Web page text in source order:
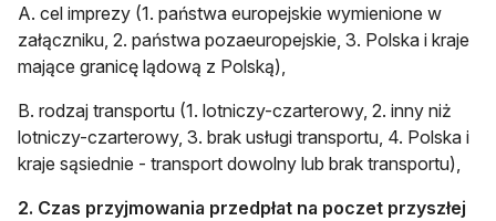
A. cel imprezy (1. państwa europejskie wymienione w
załączniku, 2. państwa pozaeuropejskie, 3. Polska i kraje
mające granicę lądową z Polską),
B. rodzaj transportu (1. lotniczy-czarterowy, 2. inny niż
lotniczy-czarterowy, 3. brak usługi transportu, 4. Polska i
kraje sąsiednie - transport dowolny lub brak transportu),
2. Czas przyjmowania przedpłat na poczet przyszłej